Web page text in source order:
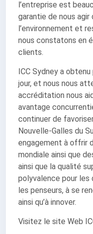
l’entreprise est
garantie de nous
l’environnement et
nous constatons en
clients.
ICC Sydney a
jour, et nous nous
accréditation nous
avantage
continuer de
Nouvelle-Galles du
engagement à offrir
mondiale ainsi que
ainsi que la qualité
polyvalence pour les
les penseurs, à se
ainsi qu’à innover.
Visitez le site Web